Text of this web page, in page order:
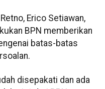
Erico Setiawan,
BPN memberikan
batas-batas
disepakati dan ada